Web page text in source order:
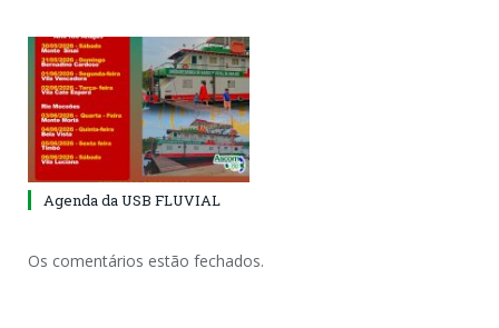
Agenda da USB FLUVIAL
Os comentários estão fechados.